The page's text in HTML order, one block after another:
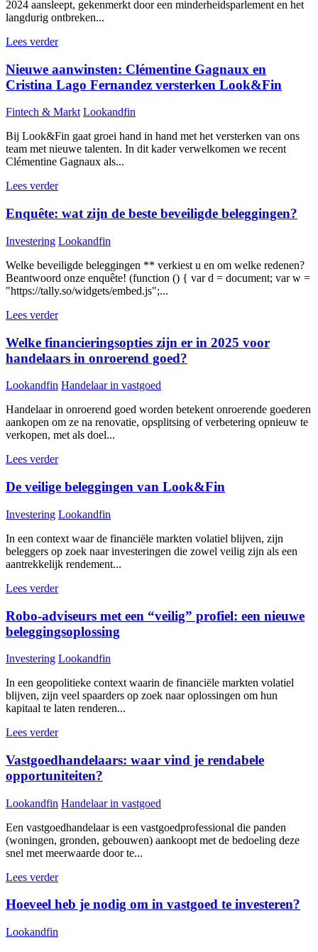
2024 aansleept, gekenmerkt door een minderheidsparlement en het
langdurig ontbreken...
Lees verder
Nieuwe aanwinsten: Clémentine Gagnaux en
Cristina Lago Fernandez versterken Look&Fin
Fintech & Markt Lookandfin
Bij Look&Fin gaat groei hand in hand met het versterken van ons
team met nieuwe talenten. In dit kader verwelkomen we recent
Clémentine Gagnaux als...
Lees verder
Enquête: wat zijn de beste beveiligde beleggingen?
Investering Lookandfin
Welke beveiligde beleggingen ** verkiest u en om welke redenen?
Beantwoord onze enquête! (function () { var d = document; var w =
"https://tally.so/widgets/embed.js";...
Lees verder
Welke financieringsopties zijn er in 2025 voor
handelaars in onroerend goed?
Lookandfin Handelaar in vastgoed
Handelaar in onroerend goed worden betekent onroerende goederen
aankopen om ze na renovatie, opsplitsing of verbetering opnieuw te
verkopen, met als doel...
Lees verder
De veilige beleggingen van Look&Fin
Investering Lookandfin
In een context waar de financiële markten volatiel blijven, zijn
beleggers op zoek naar investeringen die zowel veilig zijn als een
aantrekkelijk rendement...
Lees verder
Robo-adviseurs met een “veilig” profiel: een nieuwe
beleggingsoplossing
Investering Lookandfin
In een geopolitieke context waarin de financiële markten volatiel
blijven, zijn veel spaarders op zoek naar oplossingen om hun
kapitaal te laten renderen...
Lees verder
Vastgoedhandelaars: waar vind je rendabele
opportuniteiten?
Lookandfin Handelaar in vastgoed
Een vastgoedhandelaar is een vastgoedprofessional die panden
(woningen, gronden, gebouwen) aankoopt met de bedoeling deze
snel met meerwaarde door te...
Lees verder
Hoeveel heb je nodig om in vastgoed te investeren?
Lookandfin